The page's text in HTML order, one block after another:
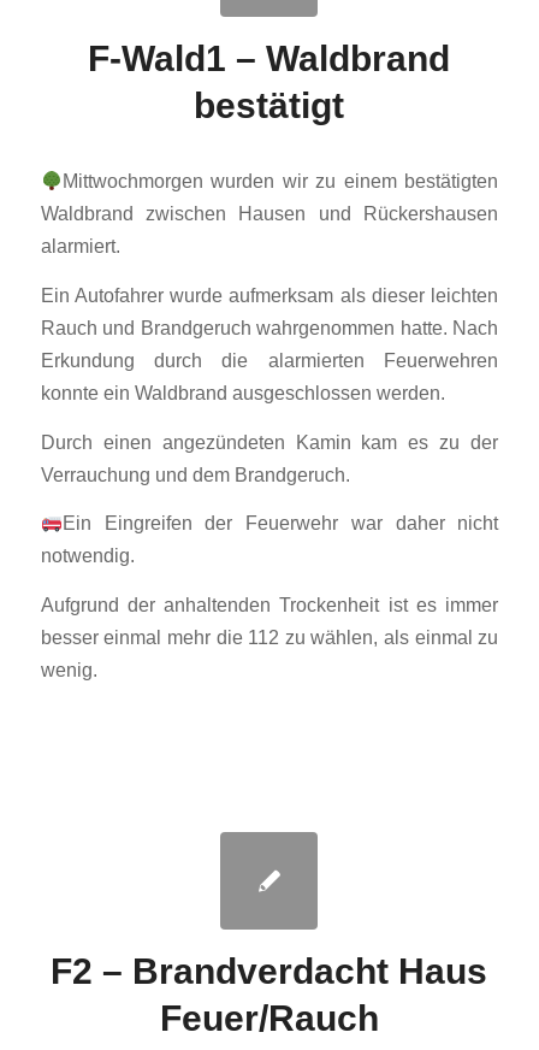
F-Wald1 – Waldbrand
bestätigt
Mittwochmorgen wurden wir zu einem bestätigten
Waldbrand zwischen Hausen und Rückershausen
alarmiert.
Ein Autofahrer wurde aufmerksam als dieser leichten
Rauch und Brandgeruch wahrgenommen hatte. Nach
Erkundung durch die alarmierten Feuerwehren
konnte ein Waldbrand ausgeschlossen werden.
Durch einen angezündeten Kamin kam es zu der
Verrauchung und dem Brandgeruch.
Ein Eingreifen der Feuerwehr war daher nicht
notwendig.
Aufgrund der anhaltenden Trockenheit ist es immer
besser einmal mehr die 112 zu wählen, als einmal zu
wenig.
F2 – Brandverdacht Haus
Feuer/Rauch